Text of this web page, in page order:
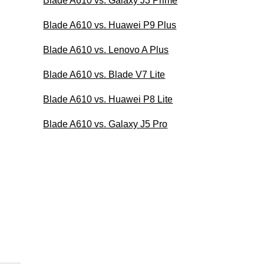
Blade A610 vs. Huawei P9 Plus
Blade A610 vs. Lenovo A Plus
Blade A610 vs. Blade V7 Lite
Blade A610 vs. Huawei P8 Lite
Blade A610 vs. Galaxy J5 Pro